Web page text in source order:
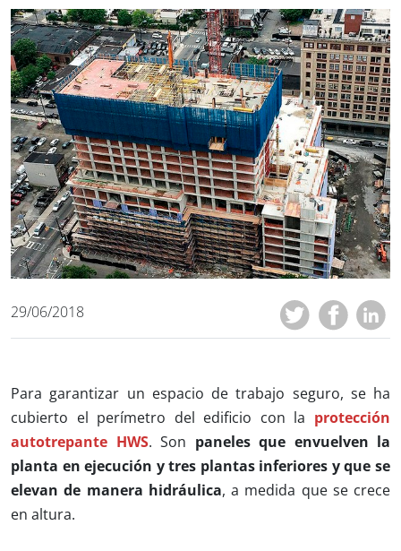
29/06/2018
Para garantizar un espacio de trabajo seguro, se ha
cubierto el perímetro del edificio con la protección
autotrepante HWS. Son paneles que envuelven la
planta en ejecución y tres plantas inferiores y que se
elevan de manera hidráulica, a medida que se crece
en altura.